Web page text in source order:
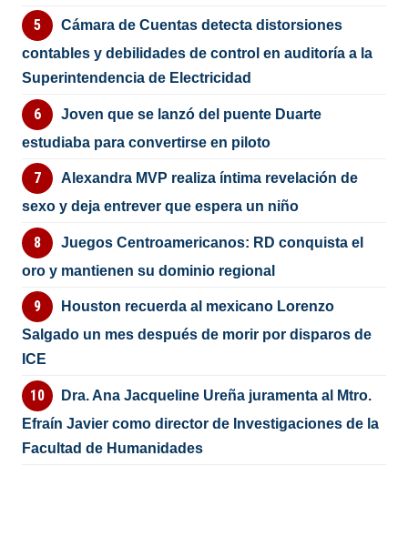
Cámara de Cuentas detecta distorsiones
contables y debilidades de control en auditoría a la
Superintendencia de Electricidad
Joven que se lanzó del puente Duarte
estudiaba para convertirse en piloto
Alexandra MVP realiza íntima revelación de
sexo y deja entrever que espera un niño
Juegos Centroamericanos: RD conquista el
oro y mantienen su dominio regional
Houston recuerda al mexicano Lorenzo
Salgado un mes después de morir por disparos de
ICE
Dra. Ana Jacqueline Ureña juramenta al Mtro.
Efraín Javier como director de Investigaciones de la
Facultad de Humanidades